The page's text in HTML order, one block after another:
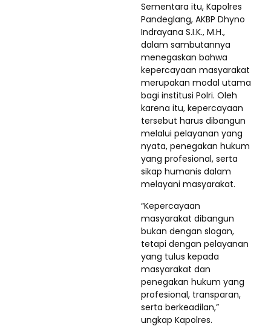
Sementara itu, Kapolres
Pandeglang, AKBP Dhyno
Indrayana S.I.K., M.H.,
dalam sambutannya
menegaskan bahwa
kepercayaan masyarakat
merupakan modal utama
bagi institusi Polri. Oleh
karena itu, kepercayaan
tersebut harus dibangun
melalui pelayanan yang
nyata, penegakan hukum
yang profesional, serta
sikap humanis dalam
melayani masyarakat.
“Kepercayaan
masyarakat dibangun
bukan dengan slogan,
tetapi dengan pelayanan
yang tulus kepada
masyarakat dan
penegakan hukum yang
profesional, transparan,
serta berkeadilan,”
ungkap Kapolres.